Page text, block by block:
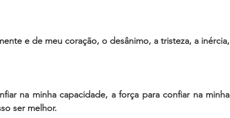
e de meu coração, o desânimo, a tristeza, a inércia,
na minha capacidade, a força para confiar na minha
ser melhor.